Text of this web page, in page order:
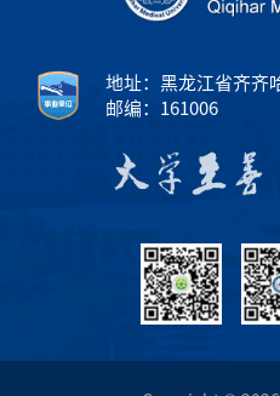
地址：黑龙江省齐齐
邮编：161006